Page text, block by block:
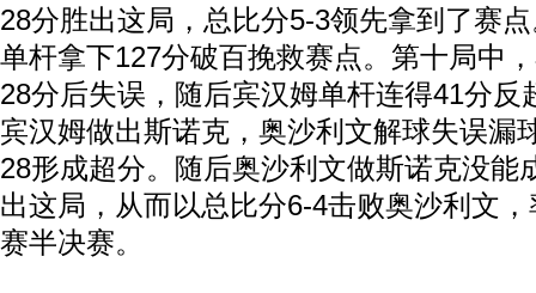
28分胜出这局，总比分5-3领先拿到了赛
单杆拿下127分破百挽救赛点。第十局中
28分后失误，随后宾汉姆单杆连得41分反
宾汉姆做出斯诺克，奥沙利文解球失误漏
28形成超分。随后奥沙利文做斯诺克没能
出这局，从而以总比分6-4击败奥沙利文
赛半决赛。